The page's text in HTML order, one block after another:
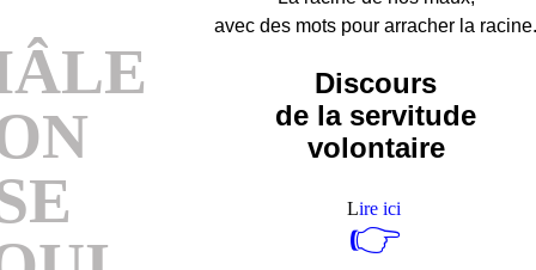
avec des mots pour arracher la racine.
Discours
de la servitude
volontaire
Lire ici
👉